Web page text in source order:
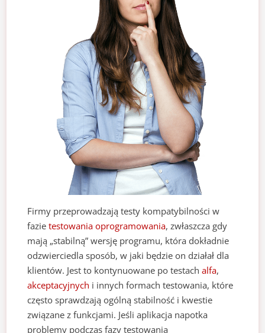
Firmy przeprowadzają testy kompatybilności w
fazietestowania oprogramowania, zwłaszcza gdy
mają „stabilną” wersję programu, która dokładnie
odzwierciedla sposób, w jaki będzie on działał dla
klientów. Jest to kontynuowane po testachalfa,
akceptacyjnych i innych formach testowania, które
często sprawdzają ogólną stabilność i kwestie
związane z funkcjami. Jeśli aplikacja napotka
problemy podczas fazy testowania